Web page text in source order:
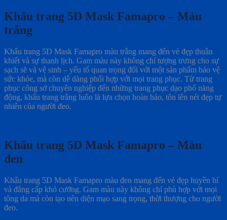
Khẩu trang 5D Mask Famapro – Màu
trắng
Khẩu trang 5D Mask Famapro màu trắng mang đến vẻ đẹp thuần
khiết và sự thanh lịch. Gam màu này không chỉ tượng trưng cho sự
sạch sẽ và vệ sinh – yếu tố quan trọng đối với một sản phẩm bảo vệ
sức khỏe, mà còn dễ dàng phối hợp với mọi trang phục. Từ trang
phục công sở chuyên nghiệp đến những trang phục dạo phố năng
động, khẩu trang trắng luôn là lựa chọn hoàn hảo, tôn lên nét đẹp tự
nhiên của người đeo.
Khẩu trang 5D Mask Famapro – Màu
đen
Khẩu trang 5D Mask Famapro màu đen mang đến vẻ đẹp huyền bí
và đẳng cấp khó cưỡng. Gam màu này không chỉ phù hợp với mọi
tông da mà còn tạo nên diện mạo sang trọng, thời thượng cho người
đeo.